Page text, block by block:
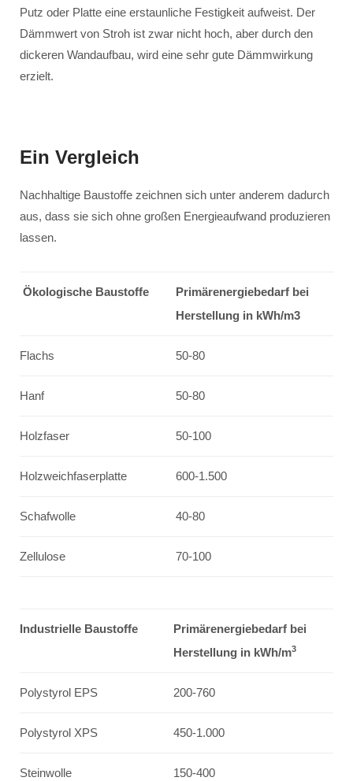
Putz oder Platte eine erstaunliche Festigkeit aufweist. Der
Dämmwert von Stroh ist zwar nicht hoch, aber durch den
dickeren Wandaufbau, wird eine sehr gute Dämmwirkung
erzielt.
Ein Vergleich
Nachhaltige Baustoffe zeichnen sich unter anderem dadurch
aus, dass sie sich ohne großen Energieaufwand produzieren
lassen.
Ökologische Baustoffe
Primärenergiebedarf bei
Herstellung in kWh/m3
Flachs 50-80
Hanf 50-80
Holzfaser 50-100
Holzweichfaserplatte 600-1.500
Schafwolle 40-80
Zellulose 70-100
Industrielle Baustoffe
Primärenergiebedarf bei
Herstellung in kWh/m3
Polystyrol EPS 200-760
Polystyrol XPS 450-1.000
Steinwolle 150-400